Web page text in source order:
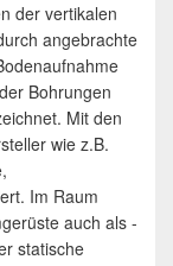
der vertikalen
angebrachte
Bohrungen
Mit den
wie z.B.
Im Raum
auch als -
statische